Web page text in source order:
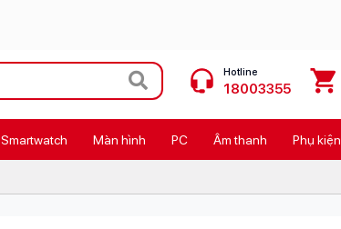
Galaxy Z8 Series
Hotline
18003355
Smartwatch Màn hình PC Âm thanh Phụ kiện